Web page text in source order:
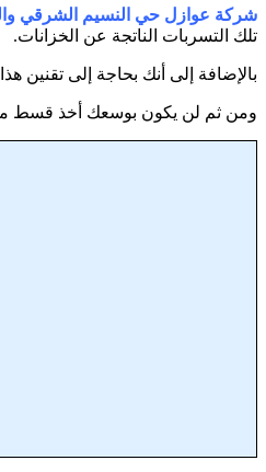
شركة عوازل حي النسيم الشرقي
تلك التسربات الناتجة عن الخزانات.
بالإضافة إلى أنك بحاجة إلى تقنين
ومن ثم لن يكون بوسعك أخذ قسط من